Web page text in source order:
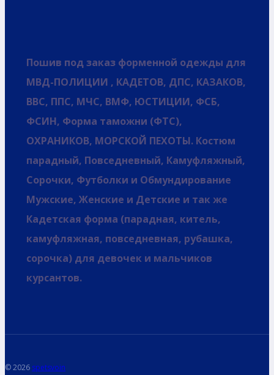
Пошив под заказ форменной одежды для
МВД-ПОЛИЦИИ , КАДЕТОВ, ДПС, КАЗАКОВ,
ВВС, ППС, МЧС, ВМФ, ЮСТИЦИИ, ФСБ,
ФСИН, Форма таможни (ФТС),
ОХРАНИКОВ, МОРСКОЙ ПЕХОТЫ. Костюм
парадный, Повседневный, Камуфляжный,
Сорочки, Футболки и Обмундирование
Мужские, Женские и Детские и так же
Кадетская форма (парадная, китель,
камуфляжная, повседневная, рубашка,
сорочка) для девочек и мальчиков
курсантов.
© 2026 spetsvoin